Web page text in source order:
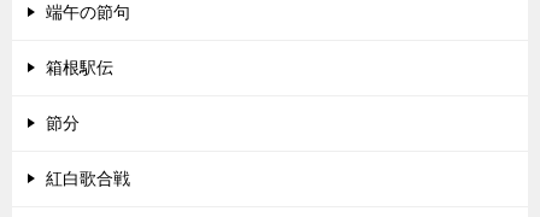
端午の節句
箱根駅伝
節分
紅白歌合戦